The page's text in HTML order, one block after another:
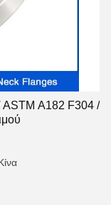
A182 F304 /